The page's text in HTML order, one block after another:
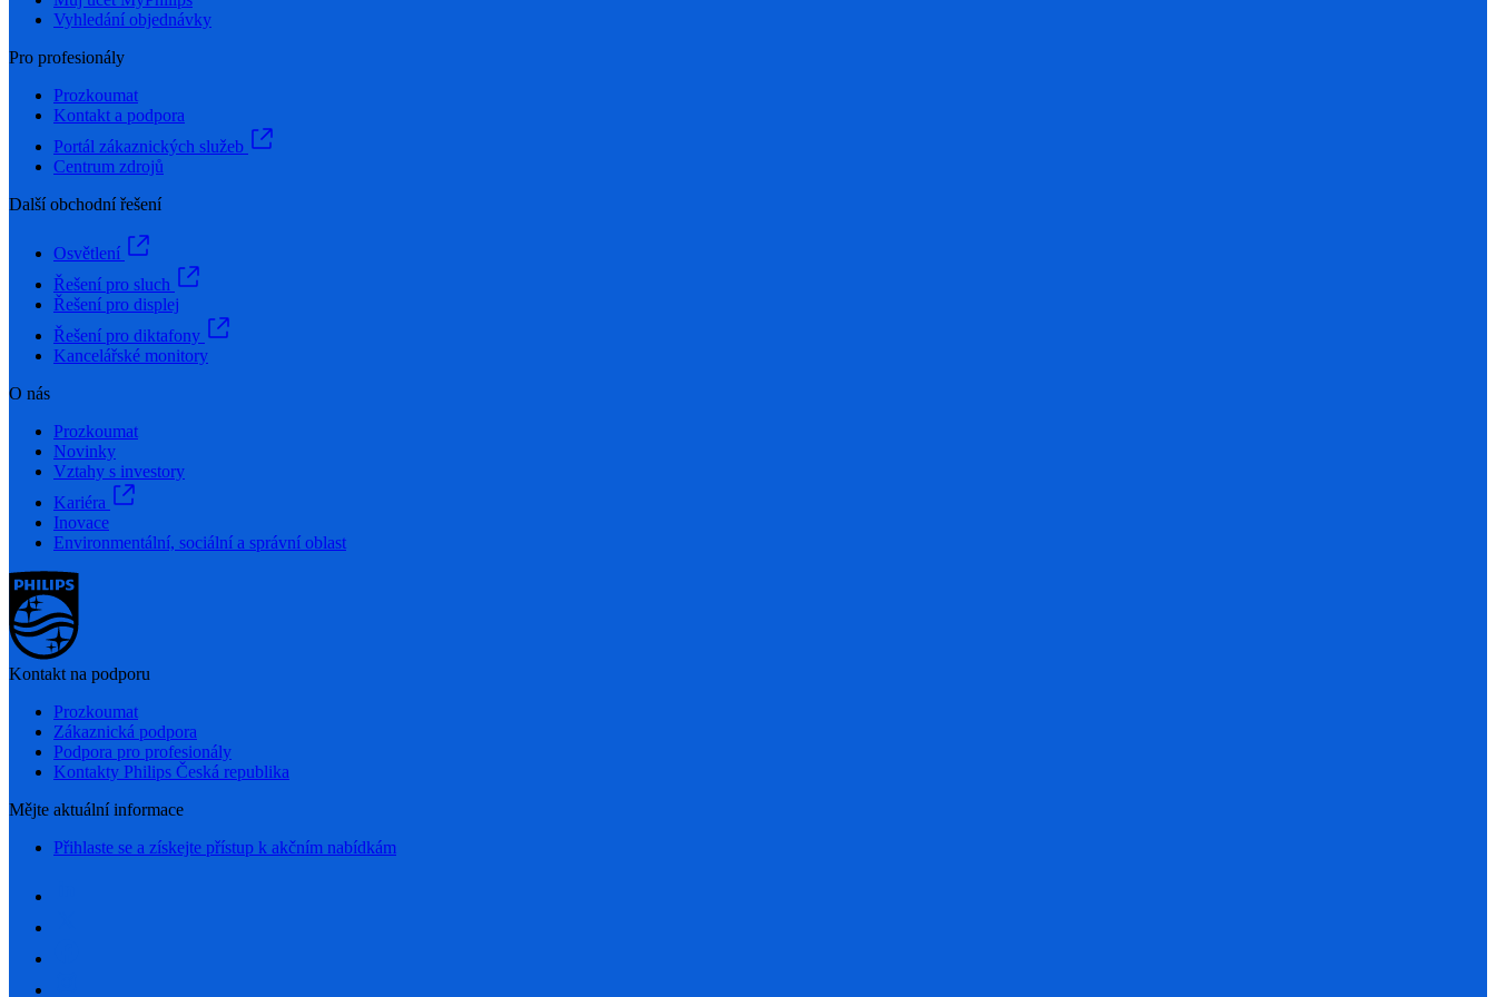
Vyhledání objednávky
Pro profesionály
Prozkoumat
Kontakt a podpora
Portál zákaznických služeb
Centrum zdrojů
Další obchodní řešení
Osvětlení
Řešení pro sluch
Řešení pro displej
Řešení pro diktafony
Kancelářské monitory
O nás
Prozkoumat
Novinky
Vztahy s investory
Kariéra
Inovace
Environmentální, sociální a správní oblast
Kontakt na podporu
Prozkoumat
Zákaznická podpora
Podpora pro profesionály
Kontakty Philips Česká republika
Mějte aktuální informace
Přihlaste se a získejte přístup k akčním nabídkám